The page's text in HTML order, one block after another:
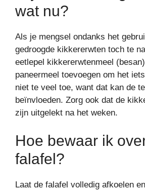
wat nu?
Als je mengsel ondanks het
gedroogde kikkererwten toch te
eetlepel kikkererwtenmeel
paneermeel toevoegen om het
niet te veel toe, want dat kan de
beïnvloeden. Zorg ook dat de
zijn uitgelekt na het weken.
Hoe bewaar ik
falafel?
Laat de falafel volledig afkoelen